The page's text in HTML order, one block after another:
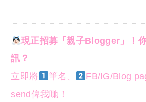
－－－－－－－－－－－－－－
現正招募「親子Blogger」！
訊？
立即將
筆名、 FB/IG/Blog
send俾我哋！